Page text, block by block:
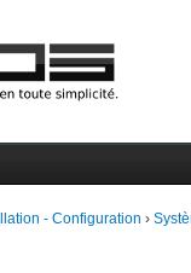
- Configuration ›